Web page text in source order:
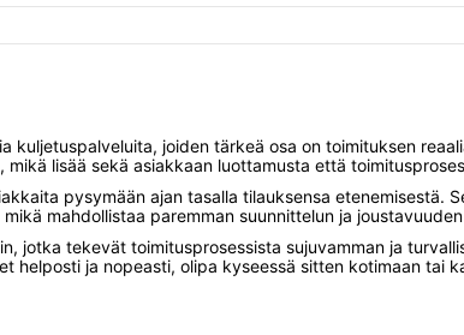
kuljetuspalveluita, joiden tärkeä osa on toimituksen
lisää sekä asiakkaan luottamusta että
pysymään ajan tasalla tilauksensa etenemisestä.
mahdollistaa paremman suunnittelun ja
jotka tekevät toimitusprosessista sujuvamman ja
helposti ja nopeasti, olipa kyseessä sitten kotimaan tai